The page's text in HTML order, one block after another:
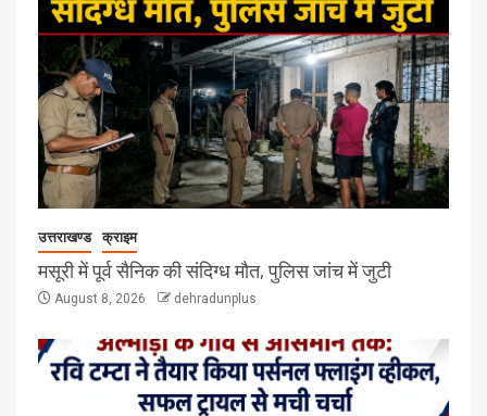
उत्तराखण्ड क्राइम
मसूरी में पूर्व सैनिक की संदिग्ध मौत, पुलिस जांच में जुटी
August 8, 2026 dehradunplus